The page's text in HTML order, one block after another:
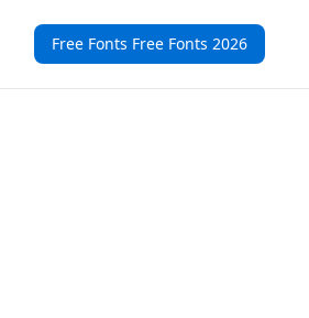
Free Fonts Free Fonts 2026